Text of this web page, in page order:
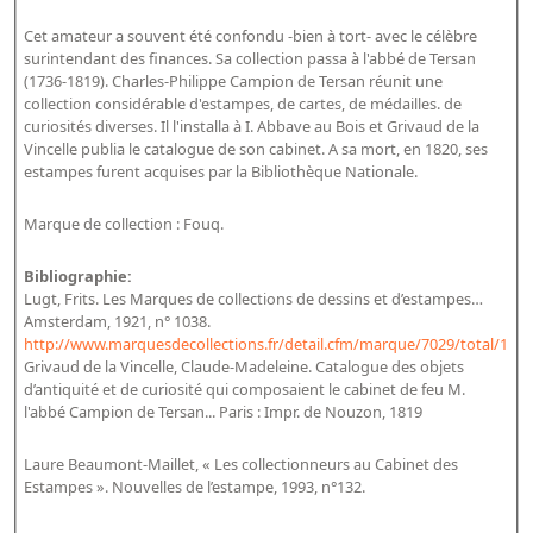
France
Dictionnaire de la BnF
Dictionnaire BnF : recherche avancée
Dictionnaire BnF : index
Dictionnaire des fonds spéciaux et des principales collections et
provenances
Recherche de fonds, collections et provenances
L'histoire de la BnF en objets
Explorer
Organigrammes de la bibliothèque
Rapports d'activité de la Bibliothèque
Répertoire
Cet amateur a souvent été confondu -bien à tort- avec le célèbre
surintendant des finances. Sa collection passa à l'abbé de Tersan
(1736-1819). Charles-Philippe Campion de Tersan réunit une
collection considérable d'estampes, de cartes, de médailles. de
curiosités diverses. Il l'installa à I. Abbave au Bois et Grivaud de la
Vincelle publia le catalogue de son cabinet. A sa mort, en 1820, ses
estampes furent acquises par la Bibliothèque Nationale.
Marque de collection : Fouq.
Bibliographie:
Lugt, Frits. Les Marques de collections de dessins et d’estampes…
Amsterdam, 1921, n° 1038.
http://www.marquesdecollections.fr/detail.cfm/marque/7029/total/1
Grivaud de la Vincelle, Claude-Madeleine. Catalogue des objets
d’antiquité et de curiosité qui composaient le cabinet de feu M.
l'abbé Campion de Tersan... Paris : Impr. de Nouzon, 1819
Laure Beaumont-Maillet, « Les collectionneurs au Cabinet des
Estampes ». Nouvelles de l’estampe, 1993, n°132.